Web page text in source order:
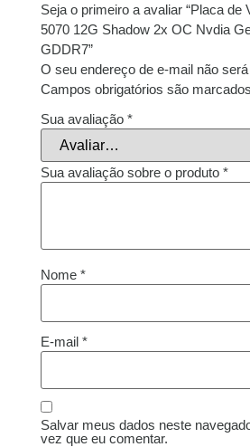
Seja o primeiro a avaliar “Placa de
5070 12G Shadow 2x OC Nvdia
GDDR7”
O seu endereço de e-mail não
Campos obrigatórios são
Sua avaliação *
Sua avaliação sobre o produto *
Nome *
E-mail *
Salvar meus dados neste
vez que eu comentar.